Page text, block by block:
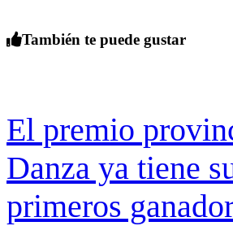
También te puede gustar
El premio
Danza ya tiene
primeros